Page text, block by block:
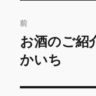
稿
ナ
ビ
前
前
の
稿:
お酒のご紹
かいち